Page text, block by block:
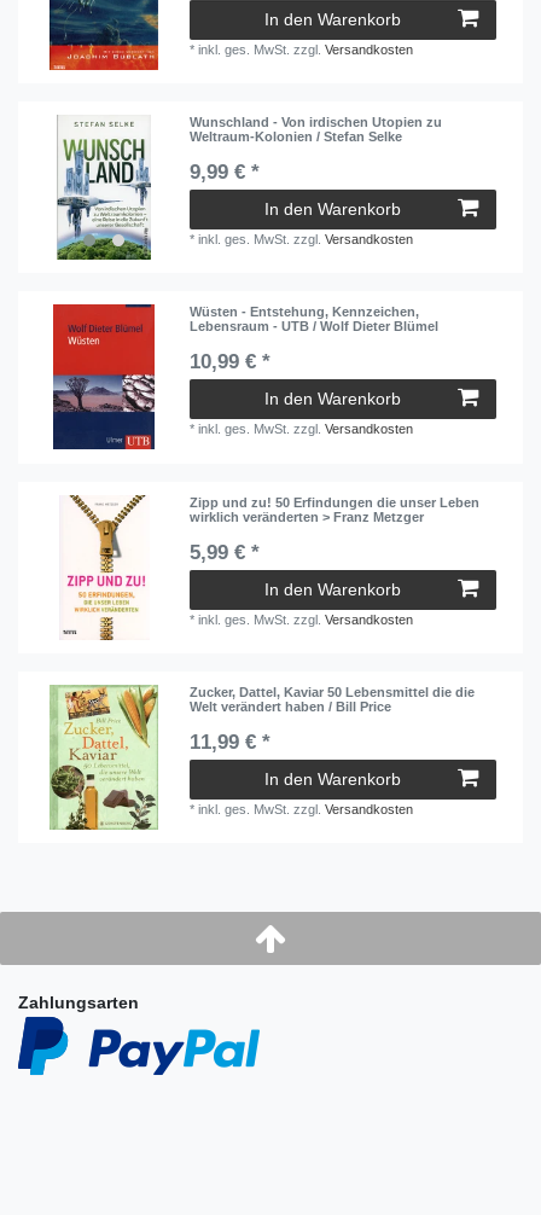
In den Warenkorb
*inkl. ges. MwSt. zzgl.Versandkosten
Wunschland - Von irdischen Utopien zu
Weltraum-Kolonien / Stefan Selke
9,99 € *
In den Warenkorb
*inkl. ges. MwSt. zzgl.Versandkosten
Wüsten - Entstehung, Kennzeichen,
Lebensraum - UTB / Wolf Dieter Blümel
10,99 € *
In den Warenkorb
*inkl. ges. MwSt. zzgl.Versandkosten
Zipp und zu! 50 Erfindungen die unser Leben
wirklich veränderten > Franz Metzger
5,99 € *
In den Warenkorb
*inkl. ges. MwSt. zzgl.Versandkosten
Zucker, Dattel, Kaviar 50 Lebensmittel die die
Welt verändert haben / Bill Price
11,99 € *
In den Warenkorb
*inkl. ges. MwSt. zzgl.Versandkosten
Zahlungsarten